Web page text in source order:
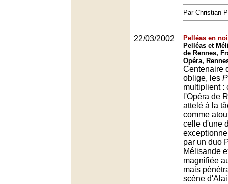
Par Christian
22/03/2002
Pelléas en
Pelléas et
de Rennes,
Opéra,
Centenaire
oblige, les
multiplient :
l'Opéra de
attelé à la
comme
celle d'une
par un duo
Mélisande
magnifiée
mais
scène